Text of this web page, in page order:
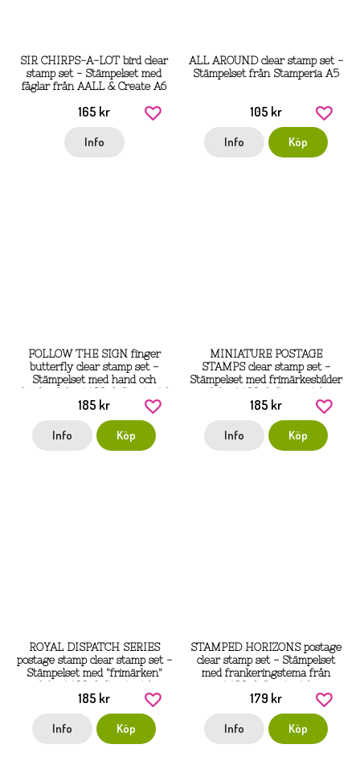
SIR CHIRPS-A-LOT bird clear
stamp set - Stämpelset med
fåglar från AALL & Create A6
165 kr
Info
ALL AROUND clear stamp set -
Stämpelset från Stamperia A5
105 kr
Info Köp
FOLLOW THE SIGN finger
butterfly clear stamp set -
Stämpelset med hand och
185 kr
Info Köp
MINIATURE POSTAGE
STAMPS clear stamp set -
Stämpelset med frimärkesbilder
185 kr
Info Köp
ROYAL DISPATCH SERIES
postage stamp clear stamp set -
Stämpelset med "frimärken"
185 kr
Info Köp
STAMPED HORIZONS postage
clear stamp set - Stämpelset
med frankeringstema från
179 kr
Info Köp